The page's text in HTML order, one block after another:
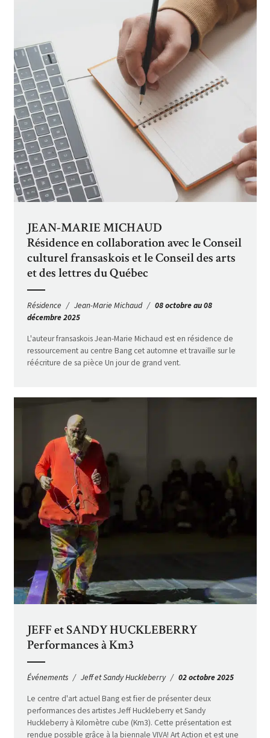
JEAN-MARIE MICHAUD
Résidence en collaboration avec le Conseil
culturel fransaskois et le Conseil des arts
et des lettres du Québec
Résidence Jean-Marie Michaud
08 octobre au 08
décembre 2025
L'auteur fransaskois Jean-Marie Michaud est en résidence de
ressourcement au centre Bang cet automne et travaille sur le
réécriture de sa pièce Un jour de grand vent.
JEFF et SANDY HUCKLEBERRY
Performances à Km3
Événements Jeff et Sandy Huckleberry 02 octobre 2025
Le centre d'art actuel Bang est fier de présenter deux
performances des artistes Jeff Huckleberry et Sandy
Huckleberry à Kilomètre cube (Km3). Cette présentation est
rendue possible grâce à la biennale VIVA! Art Action et est une